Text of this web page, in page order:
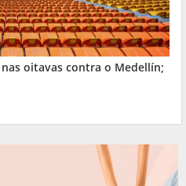
oitavas contra o Medellín;